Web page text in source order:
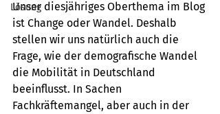
Lösung
Unser diesjähriges Oberthema im Blog
ist Change oder Wandel. Deshalb
stellen wir uns natürlich auch die
Frage, wie der demografische Wandel
die Mobilität in Deutschland
beeinflusst. In Sachen
Fachkräftemangel, aber auch in der